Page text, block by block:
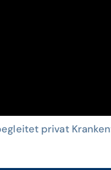
begleitet privat